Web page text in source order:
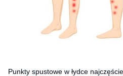
Punkty spustowe w łydce